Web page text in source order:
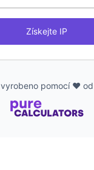
i
d
e
o
Získejte IP
vyrobeno pomocí ❤️ od